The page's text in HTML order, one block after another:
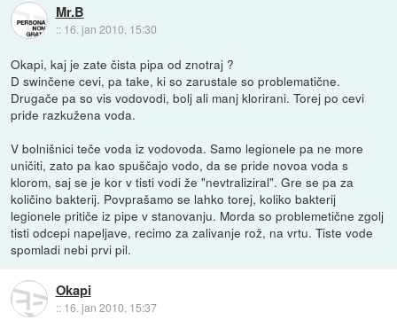
Mr.B
:: 16. jan 2010, 15:30
Okapi, kaj je zate čista pipa od znotraj ?
D swinčene cevi, pa take, ki so zarustale so problematične.
Drugače pa so vis vodovodi, bolj ali manj klorirani. Torej po cevi
pride razkužena voda.
V bolnišnici teče voda iz vodovoda. Samo legionele pa ne more
uničiti, zato pa kao spuščajo vodo, da se pride novoa voda s
klorom, saj se je kor v tisti vodi že "nevtraliziral". Gre se pa za
količino bakterij. Povprašamo se lahko torej, koliko bakterij
legionele pritiče iz pipe v stanovanju. Morda so problemetične zgolj
tisti odcepi napeljave, recimo za zalivanje rož, na vrtu. Tiste vode
spomladi nebi prvi pil.
Okapi
:: 16. jan 2010, 15:37